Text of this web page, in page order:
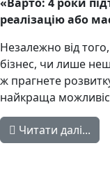
реалізацію або
Незалежно від
бізнес, чи лише
ж прагнете
найкраща
Читати далі...